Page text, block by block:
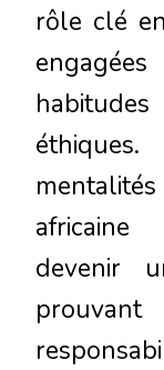
rôle clé
devenir